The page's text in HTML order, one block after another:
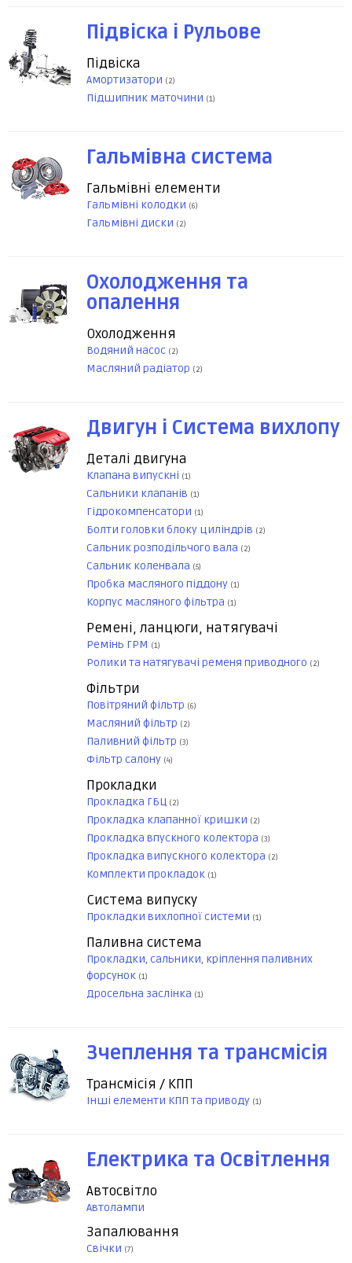
Підвіска і Рульове
Підвіска
Амортизатори (2)
Підшипник маточини (1)
Гальмівна система
Гальмівні елементи
Гальмівні колодки (6)
Гальмівні диски (2)
Охолодження та
опалення
Охолодження
Водяний насос (2)
Масляний радіатор (2)
Двигун і Система вихлопу
Деталі двигуна
Клапана випускні (1)
Сальники клапанів (1)
Гідрокомпенсатори (1)
Болти головки блоку циліндрів (2)
Сальник розподільчого вала (2)
Сальник коленвала (5)
Пробка масляного піддону (1)
Корпус масляного фільтра (1)
Ремені, ланцюги, натягувачі
Ремінь ГРМ (1)
Ролики та натягувачі ременя приводного (2)
Фільтри
Повітряний фільтр (6)
Масляний фільтр (2)
Паливний фільтр (3)
Фільтр салону (4)
Прокладки
Прокладка ГБЦ (2)
Прокладка клапанної кришки (2)
Прокладка впускного колектора (3)
Прокладка випускного колектора (2)
Комплекти прокладок (1)
Система випуску
Прокладки вихлопної системи (1)
Паливна система
Прокладки, сальники, кріплення паливних
форсунок (1)
Дросельна заслінка (1)
Зчеплення та трансмісія
Трансмісія / КПП
Інші елементи КПП та приводу (1)
Електрика та Освітлення
Автосвітло
Автолампи
Запалювання
Свічки (7)